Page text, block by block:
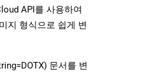
API를 사용하여
지 형식으로 쉽게 변
문서를 변